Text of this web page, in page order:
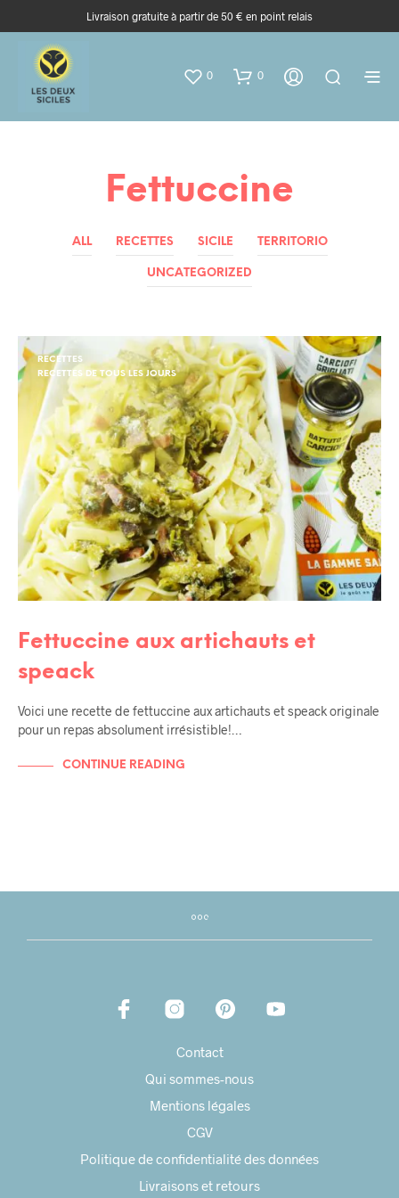
Livraison gratuite à partir de 50 € en point relais
0 0
Fettuccine
ALL RECETTES SICILE TERRITORIO
UNCATEGORIZED
RECETTES
RECETTES DE TOUS LES JOURS
Fettuccine aux artichauts et
speack
Voici une recette de fettuccine aux artichauts et speack originale
pour un repas absolument irrésistible!…
CONTINUE READING
Contact
Qui sommes-nous
Mentions légales
CGV
Politique de confidentialité des données
Livraisons et retours